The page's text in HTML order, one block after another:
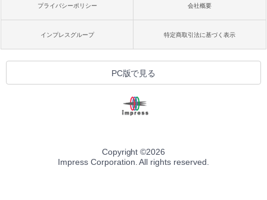
プライバシーポリシー 会社概要
インプレスグループ 特定商取引法に基づく表示
PC版で見る
Copyright ©2026
Impress Corporation. All rights reserved.